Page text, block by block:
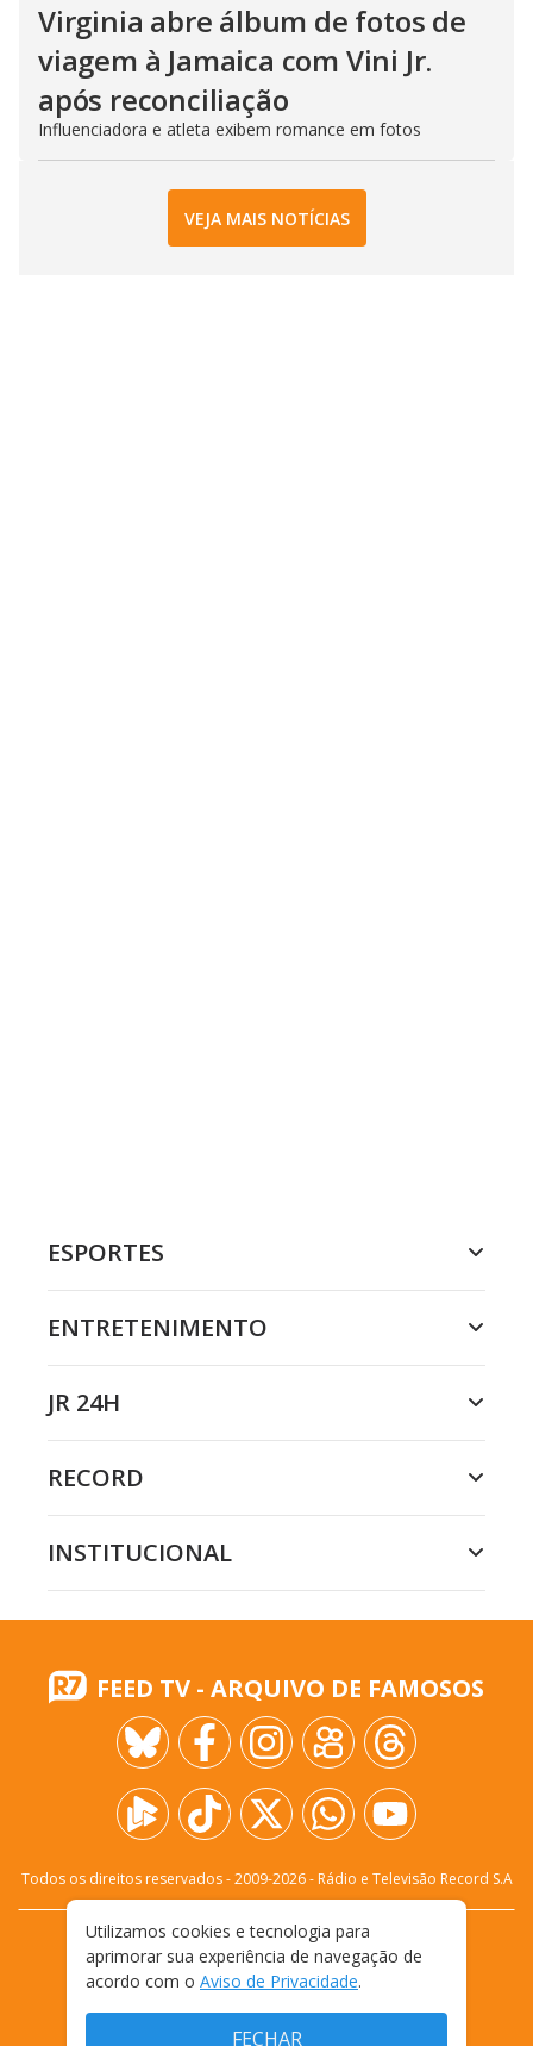
Virginia abre álbum de fotos de
viagem à Jamaica com Vini Jr.
após reconciliação
Influenciadora e atleta exibem romance em fotos
VEJA MAIS NOTÍCIAS
ESPORTES
ENTRETENIMENTO
JR 24H
RECORD
INSTITUCIONAL
FEED TV - ARQUIVO DE FAMOSOS
Todos os direitos reservados - 2009-2026- Rádio e Televisão Record S.A
FALE CONOSCO
PRIVACIDADE
TERMOS E CONDIÇÕES DE USO
Utilizamos cookies e tecnologia para
aprimorar sua experiência de navegação de
acordo com o Aviso de Privacidade.
FECHAR